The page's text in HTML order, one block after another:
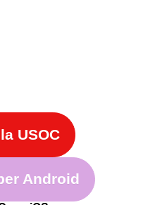
USOC
Android